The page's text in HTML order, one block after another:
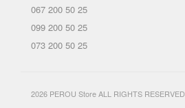
067 200 50 25
099 200 50 25
073 200 50 25
2026 PEROU Store ALL RIGHTS RESERVED.